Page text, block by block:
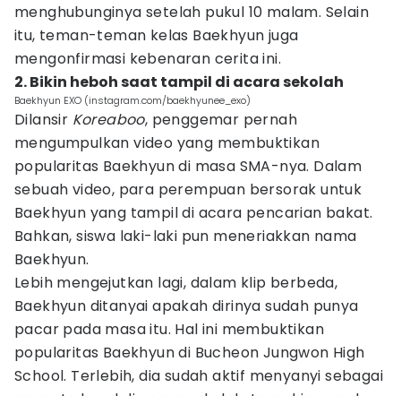
menghubunginya setelah pukul 10 malam. Selain
itu, teman-teman kelas Baekhyun juga
mengonfirmasi kebenaran cerita ini.
2. Bikin heboh saat tampil di acara sekolah
Baekhyun EXO (instagram.com/baekhyunee_exo)
Dilansir Koreaboo, penggemar pernah
mengumpulkan video yang membuktikan
popularitas Baekhyun di masa SMA-nya. Dalam
sebuah video, para perempuan bersorak untuk
Baekhyun yang tampil di acara pencarian bakat.
Bahkan, siswa laki-laki pun meneriakkan nama
Baekhyun.
Lebih mengejutkan lagi, dalam klip berbeda,
Baekhyun ditanyai apakah dirinya sudah punya
pacar pada masa itu. Hal ini membuktikan
popularitas Baekhyun di Bucheon Jungwon High
School. Terlebih, dia sudah aktif menyanyi sebagai